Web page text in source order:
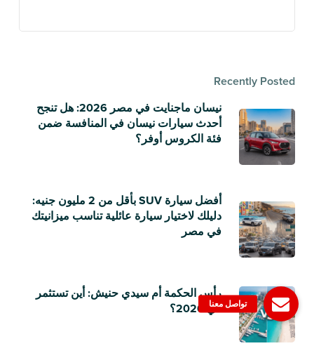
Recently Posted
نيسان ماجنايت في مصر 2026: هل تنجح
أحدث سيارات نيسان في المنافسة ضمن
فئة الكروس أوفر؟
أفضل سيارة SUV بأقل من 2 مليون جنيه:
دليلك لاختيار سيارة عائلية تناسب ميزانيتك
في مصر
رأس الحكمة أم سيدي حنيش: أين تستثمر
في 2026؟